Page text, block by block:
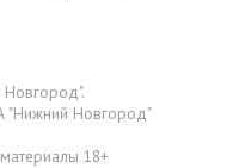
"Нижний Новгород"
18+